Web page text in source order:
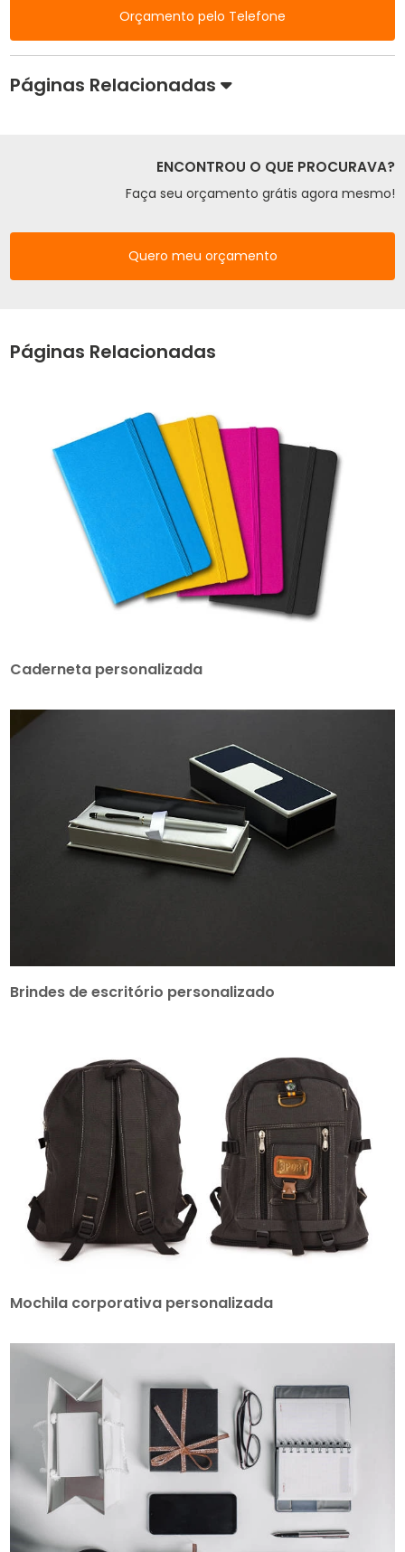
Orçamento pelo Telefone
Páginas Relacionadas
ENCONTROU O QUE PROCURAVA?
Faça seu orçamento grátis agora mesmo!
Quero meu orçamento
Páginas Relacionadas
Caderneta personalizada
Brindes de escritório personalizado
Mochila corporativa personalizada